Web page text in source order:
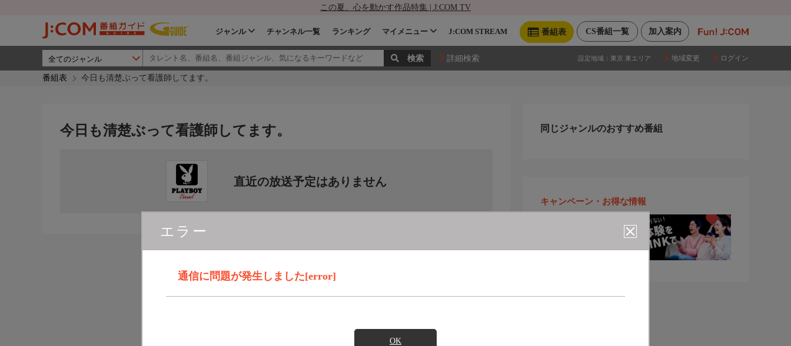
この夏、心を動かす作品特集 | J:COM TV
加入案内
CS番組一覧
番組表
ジャンル チャンネル一覧 ランキング マイメニュー J:COM STREAM
詳細検索 設定地域： 東京 東エリア 地域変更 ログイン
番組表 今日も清楚ぶって看護師してます。
エラー
通信に問題が発生しました[error]
OK
今日も清楚ぶって看護師してます。
直近の放送予定はありません
同じジャンルのおすすめ番組
キャンペーン・お得な情報